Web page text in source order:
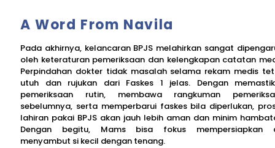
A Word From Navila
Pada akhirnya, kelancaran BPJS melahirkan sangat
oleh keteraturan pemeriksaan dan kelengkapan catatan
Perpindahan dokter tidak masalah selama rekam medis
utuh dan rujukan dari Faskes 1 jelas. Dengan
pemeriksaan rutin, membawa rangkuman
sebelumnya, serta memperbarui faskes bila diperlukan,
lahiran pakai BPJS akan jauh lebih aman dan minim
Dengan begitu, Mams bisa fokus mempersiapkan
menyambut si kecil dengan tenang.